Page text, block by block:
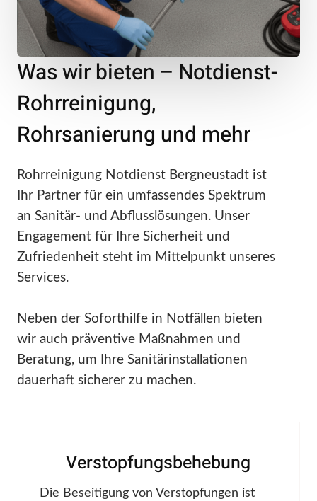
Was wir bieten – Notdienst-
Rohrreinigung,
Rohrsanierung und mehr
Rohrreinigung Notdienst Bergneustadt ist
Ihr Partner für ein umfassendes Spektrum
an Sanitär- und Abflusslösungen. Unser
Engagement für Ihre Sicherheit und
Zufriedenheit steht im Mittelpunkt unseres
Services.
Neben der Soforthilfe in Notfällen bieten
wir auch präventive Maßnahmen und
Beratung, um Ihre Sanitärinstallationen
dauerhaft sicherer zu machen.
Verstopfungsbehebung
Die Beseitigung von Verstopfungen ist